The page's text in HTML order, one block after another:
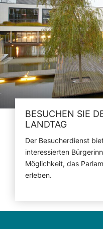
BESUCHEN SIE
LANDTAG
Der Besucherdienst
interessierten
Möglichkeit, das
erleben.